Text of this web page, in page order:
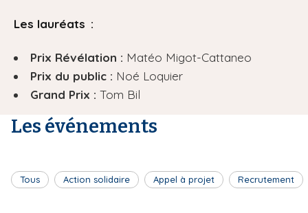
Les lauréats :
Prix Révélation : Matéo Migot-Cattaneo
Prix du public : Noé Loquier
Grand Prix : Tom Bil
Les événements
Tous Action solidaire Appel à projet Recrutement